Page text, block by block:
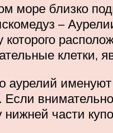
море близко
–
которого
аурелий
части